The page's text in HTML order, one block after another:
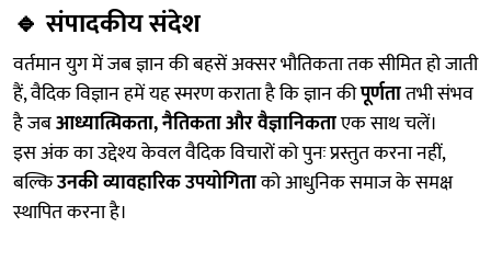
🔹संपादकीय संदेश
वर्तमान युग में जब ज्ञान की बहसें अक्सर भौतिकता तक सीमित हो जाती
हैं, वैदिक विज्ञान हमें यह स्मरण कराता है कि ज्ञान कीपूर्णतातभी संभव
है जबआध्यात्मिकता, नैतिकता और वैज्ञानिकताएक साथ चलें।
इस अंक का उद्देश्य केवल वैदिक विचारों को पुनः प्रस्तुत करना नहीं,
बल्किउनकी व्यावहारिक उपयोगिताको आधुनिक समाज के समक्ष
स्थापित करना है।